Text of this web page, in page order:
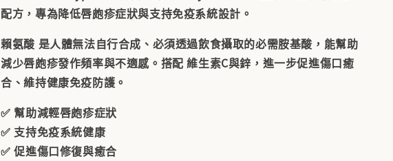
配方，專為降低唇皰疹症狀與支持免疫系統設計。
賴氨酸 是人體無法自行合成、必須透過飲食攝取的必需胺基酸，能幫助
減少唇皰疹發作頻率與不適感。搭配維生素C與鋅 ，進一步促進傷口癒
合、維持健康免疫防護。
✅ 幫助減輕唇皰疹症狀
✅ 支持免疫系統健康
✅ 促進傷口修復與癒合